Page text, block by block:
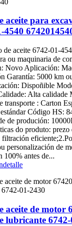
aceite para
4540
de aceite 6742-01-
ou maquinaria de
Novo Aplicación:
Garantía: 5000 km
Dispoñible
Alta calidade
transporte : Carton
Código HS:
de produción:
do produto: prezo
filtración
personalización de
100% antes de...
detalle
aceite de motor
lubricante 6742-